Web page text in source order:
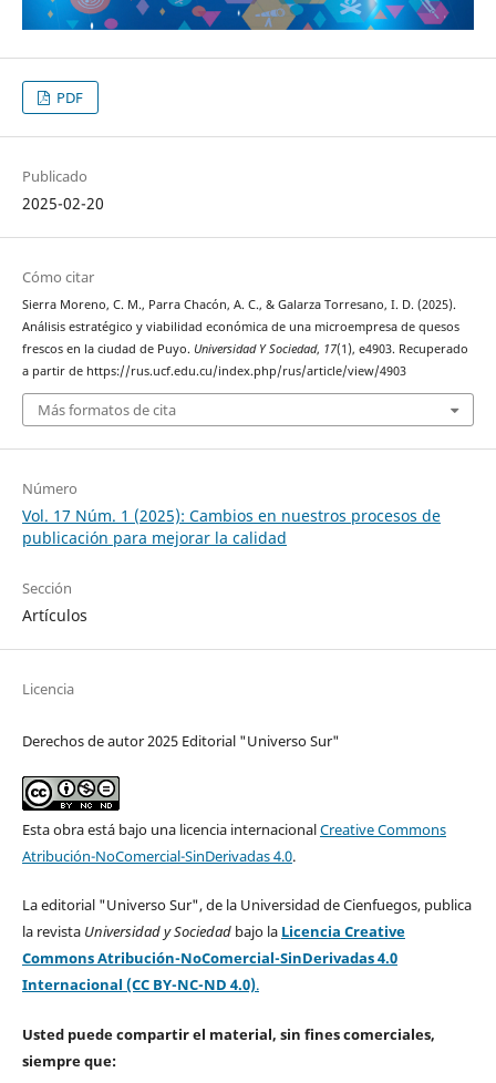
PDF
Publicado
2025-02-20
Cómo citar
Sierra Moreno, C. M., Parra Chacón, A. C., & Galarza Torresano, I. D. (2025).
Análisis estratégico y viabilidad económica de una microempresa de quesos
frescos en la ciudad de Puyo. Universidad Y Sociedad, 17(1), e4903. Recuperado
a partir de https://rus.ucf.edu.cu/index.php/rus/article/view/4903
Más formatos de cita
Número
Vol. 17 Núm. 1 (2025): Cambios en nuestros procesos de
publicación para mejorar la calidad
Sección
Artículos
Licencia
Derechos de autor 2025 Editorial "Universo Sur"
Esta obra está bajo una licencia internacionalCreative Commons
Atribución-NoComercial-SinDerivadas 4.0.
La editorial "Universo Sur", de la Universidad de Cienfuegos, publica
la revista Universidad y Sociedad bajo la Licencia Creative
Commons Atribución-NoComercial-SinDerivadas 4.0
Internacional (CC BY-NC-ND 4.0).
Usted puede compartir el material, sin fines comerciales,
siempre que: